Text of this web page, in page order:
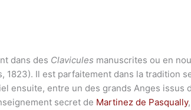
dans des Clavicules manuscrites ou en
1823). Il est parfaitement dans la tradition
ensuite, entre un des grands Anges issus
secret de Martinez de Pasqually